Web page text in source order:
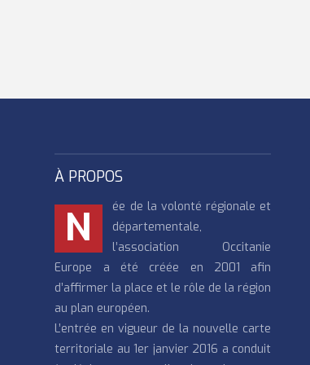
À PROPOS
N
ée de la volonté régionale et
départementale,
l’association Occitanie
Europe a été créée en 2001 afin
d’affirmer la place et le rôle de la région
au plan européen.
L’entrée en vigueur de la nouvelle carte
territoriale au 1er janvier 2016 a conduit